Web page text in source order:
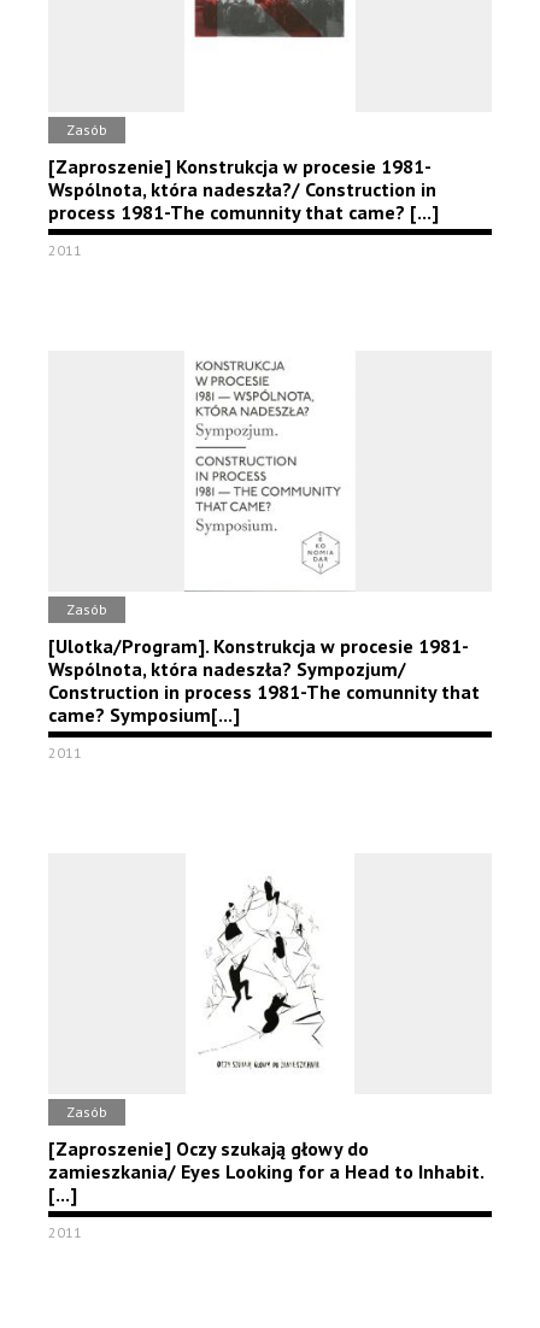
Zasób
[Zaproszenie] Konstrukcja w procesie 1981-
Wspólnota, która nadeszła?/ Construction in
process 1981-The comunnity that came? [...]
2011
Zasób
[Ulotka/Program]. Konstrukcja w procesie 1981-
Wspólnota, która nadeszła? Sympozjum/
Construction in process 1981-The comunnity that
came? Symposium[...]
2011
Zasób
[Zaproszenie] Oczy szukają głowy do
zamieszkania/ Eyes Looking for a Head to Inhabit.
[...]
2011